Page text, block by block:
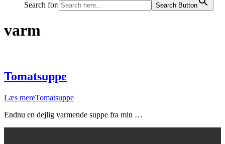
Search for:
Search Button
varm
Tomatsuppe
Læs mereTomatsuppe
Endnu en dejlig varmende suppe fra min …